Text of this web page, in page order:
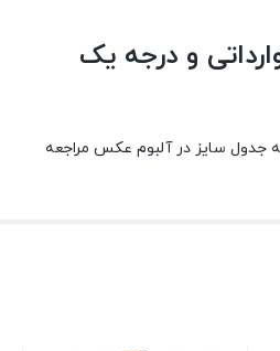
و درجه یک
جدول سایز در آلبوم عکس مراجعه